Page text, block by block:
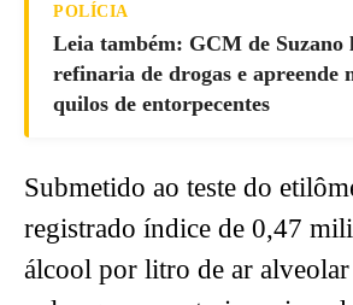
POLÍCIA
Leia também: GCM de Suzano
refinaria de drogas e apreende
quilos de entorpecentes
Submetido ao teste do
registrado índice de 0,47
álcool por litro de ar